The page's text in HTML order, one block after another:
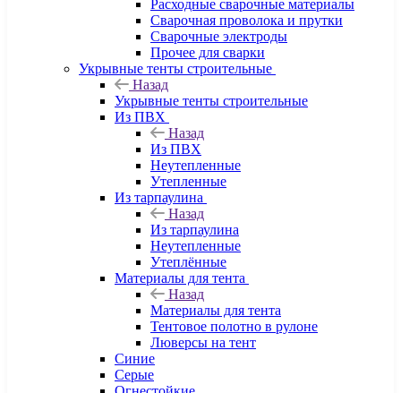
Расходные сварочные материалы
Сварочная проволока и прутки
Сварочные электроды
Прочее для сварки
Укрывные тенты строительные
Назад
Укрывные тенты строительные
Из ПВХ
Назад
Из ПВХ
Неутепленные
Утепленные
Из тарпаулина
Назад
Из тарпаулина
Неутепленные
Утеплённые
Материалы для тента
Назад
Материалы для тента
Тентовое полотно в рулоне
Люверсы на тент
Синие
Серые